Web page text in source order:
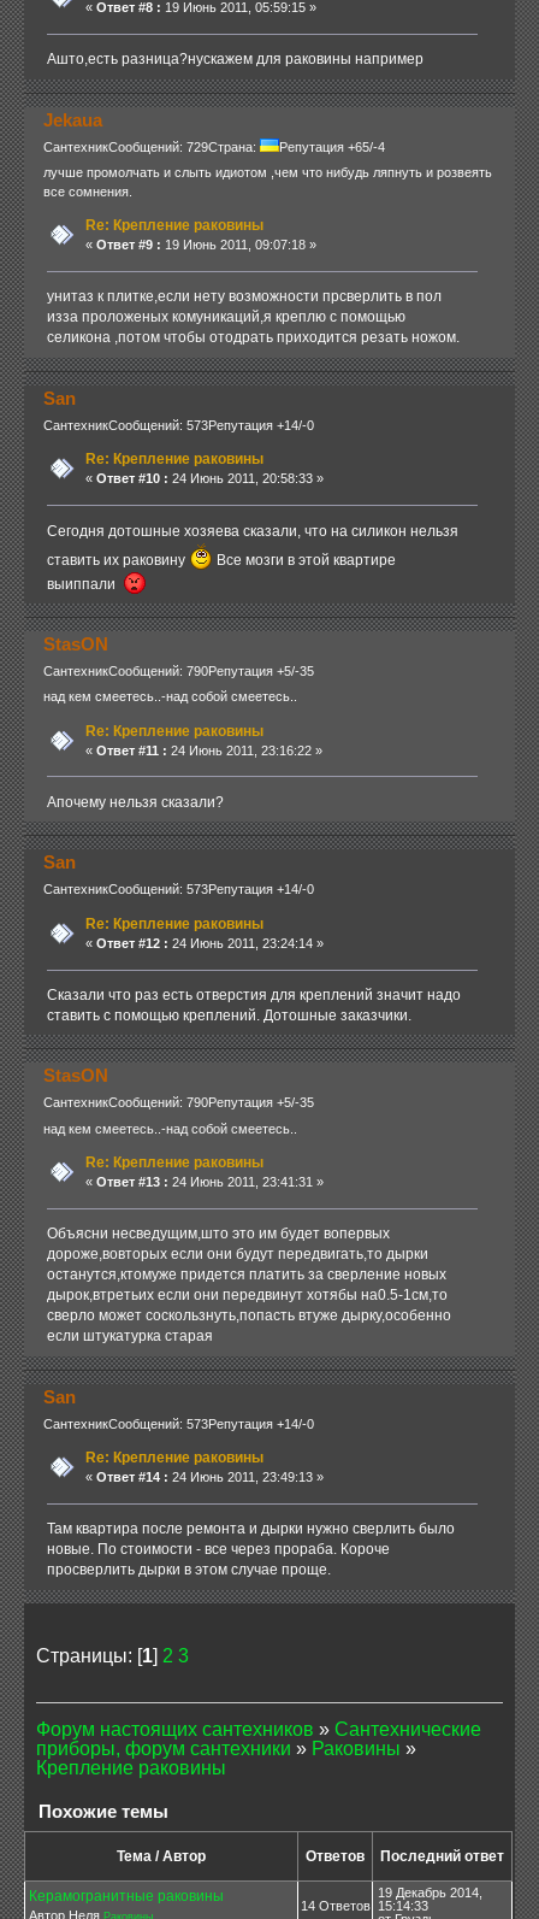
« Ответ #8 : 19 Июнь 2011, 05:59:15 »
Ашто,есть разница?нускажем для раковины например
Jekaua
СантехникСообщений: 729Страна:
Репутация +65/-4
лучше промолчать и слыть идиотом ,чем что нибудь ляпнуть и розвеять
все сомнения.
Re: Крепление раковины
« Ответ #9 : 19 Июнь 2011, 09:07:18 »
унитаз к плитке,если нету возможности прсверлить в пол
изза проложеных комуникаций,я креплю с помощью
селикона ,потом чтобы отодрать приходится резать ножом.
San
СантехникСообщений: 573Репутация +14/-0
Re: Крепление раковины
« Ответ #10 : 24 Июнь 2011, 20:58:33 »
Сегодня дотошные хозяева сказали, что на силикон нельзя
ставить их раковину
Все мозги в этой квартире
выиппали
StasON
СантехникСообщений: 790Репутация +5/-35
над кем смеетесь..-над собой смеетесь..
Re: Крепление раковины
« Ответ #11 : 24 Июнь 2011, 23:16:22 »
Апочему нельзя сказали?
San
СантехникСообщений: 573Репутация +14/-0
Re: Крепление раковины
« Ответ #12 : 24 Июнь 2011, 23:24:14 »
Сказали что раз есть отверстия для креплений значит надо
ставить с помощью креплений. Дотошные заказчики.
StasON
СантехникСообщений: 790Репутация +5/-35
над кем смеетесь..-над собой смеетесь..
Re: Крепление раковины
« Ответ #13 : 24 Июнь 2011, 23:41:31 »
Объясни несведущим,што это им будет вопервых
дороже,вовторых если они будут передвигать,то дырки
останутся,ктомуже придется платить за сверление новых
дырок,втретьих если они передвинут хотябы на0.5-1см,то
сверло может соскользнуть,попасть втуже дырку,особенно
если штукатурка старая
San
СантехникСообщений: 573Репутация +14/-0
Re: Крепление раковины
« Ответ #14 : 24 Июнь 2011, 23:49:13 »
Там квартира после ремонта и дырки нужно сверлить было
новые. По стоимости - все через прораба. Короче
просверлить дырки в этом случае проще.
Страницы: [ 1 2 3
Форум настоящих сантехников » Сантехнические
приборы, форум сантехники » Раковины »
Крепление раковины
Похожие темы
Тема / Автор Ответов Последний ответ
Керамогранитные раковины
Автор Неля
14 Ответов
19 Декабрь 2014,
15:14:33